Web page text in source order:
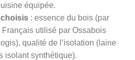
équipée.
choisis : essence du bois (par
utilisé par Ossabois
qualité de l’isolation (laine
isolant synthétique).